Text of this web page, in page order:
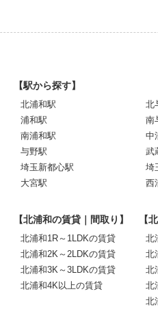
【駅から探す】
北浦和駅
浦和駅
南浦和駅
与野駅
埼玉新都心駅
大宮駅
北
南
中
武
埼
西
【北浦和の賃貸｜間取り】
北浦和1R～1LDKの賃貸
北浦和2K～2LDKの賃貸
北浦和3K～3LDKの賃貸
北浦和4K以上の賃貸
【
北
北
北
北
北